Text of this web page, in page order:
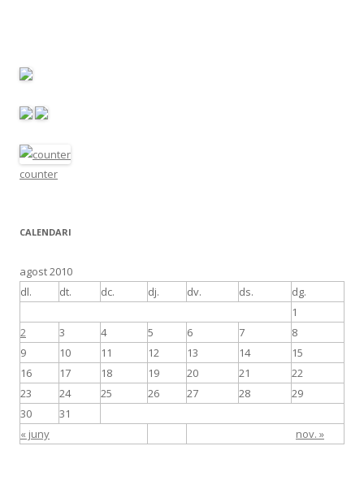
counter
CALENDARI
agost 2010
dl.
dt. dc. dj. dv. ds. dg.
« juny nov. »
1
2
3 4 5 6 7
8
9
10 11 12 13 14
15
16
17 18 19 20 21
22
23
24 25 26 27 28
29
30
31